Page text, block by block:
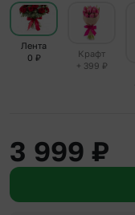
Лента
0 ₽
Крафт
+ 399 ₽
3 999 ₽